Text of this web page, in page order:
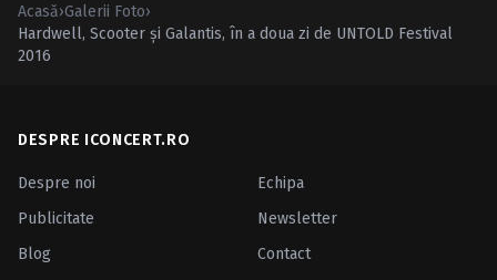
Acasă›Galerii Foto›
Hardwell, Scooter şi Galantis, în a doua zi de UNTOLD Festival
2016
DESPRE ICONCERT.RO
Despre noi
Echipa
Publicitate
Newsletter
Blog
Contact